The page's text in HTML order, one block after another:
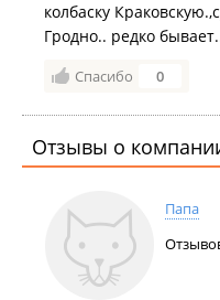
колбаску
Гродно.. редко
Спасибо 0
Отзывы о
Папа